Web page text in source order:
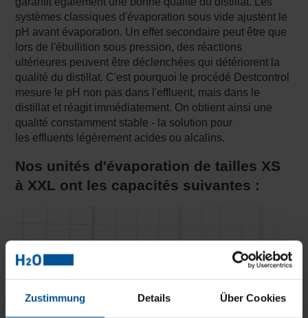
Zustimmung Details Über Cookies
systèmes classiques d'évaporation sous vide ajustent le
pH avant évaporation. Un effet secondaire peut être que
lors de l'ébullition sous pression, des réactions
ultérieures peuvent être déclenchées qui détériorent la
qualité du distillat. C'est pourquoi le procédé Destcontrol
mesure le pH non pas dans l'effluent, mais dans le
distillat et réagit immédiatement. On obtient ainsi une
qualité constamment stable - la solution pour
les effluents légèrement acides ou alcalins.
Nos unités d'évaporation de tailles XS
à XXL ont les capacités suivantes :